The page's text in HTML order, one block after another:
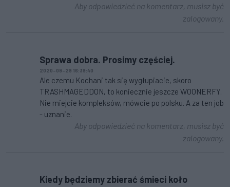
Aby odpowiedzieć na komentarz, musisz być
zalogowany.
Sprawa dobra. Prosimy częściej.
2020-09-29 16:39:40
Ale czemu Kochani tak się wygłupiacie, skoro
TRASHMAGEDDON, to koniecznie jeszcze WOONERFY.
Nie miejcie kompleksów, mówcie po polsku. A za ten job
- uznanie.
Aby odpowiedzieć na komentarz, musisz być
zalogowany.
Kiedy będziemy zbierać śmieci koło